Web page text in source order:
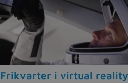
Frikvarter i virtual reality